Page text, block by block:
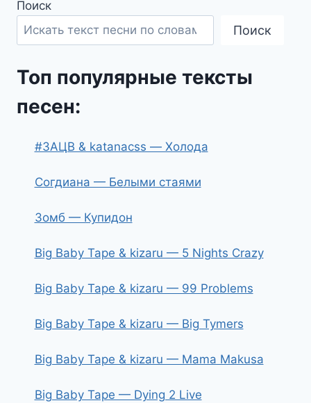
Поиск
Поиск
Топ популярные тексты
песен:
#ЗАЦВ & katanacss — Холода
Согдиана — Белыми стаями
Зомб — Купидон
Big Baby Tape & kizaru — 5 Nights Crazy
Big Baby Tape & kizaru — 99 Problems
Big Baby Tape & kizaru — Big Tymers
Big Baby Tape & kizaru — Mama Makusa
Big Baby Tape — Dying 2 Live